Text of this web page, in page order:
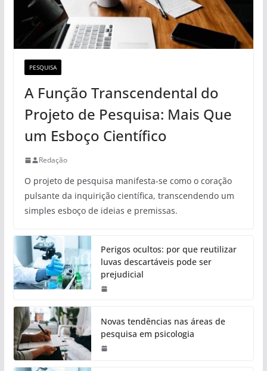
PESQUISA
A Função Transcendental do
Projeto de Pesquisa: Mais Que
um Esboço Científico
Redação
O projeto de pesquisa manifesta-se como o coração
pulsante da inquirição científica, transcendendo um
simples esboço de ideias e premissas.
Perigos ocultos: por que reutilizar
luvas descartáveis pode ser
prejudicial
Novas tendências nas áreas de
pesquisa em psicologia